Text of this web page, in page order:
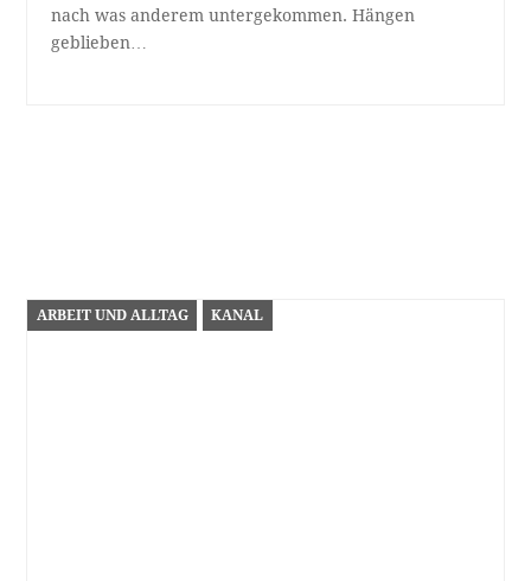
nach was anderem untergekommen. Hängen
geblieben…
ARBEIT UND ALLTAG KANAL